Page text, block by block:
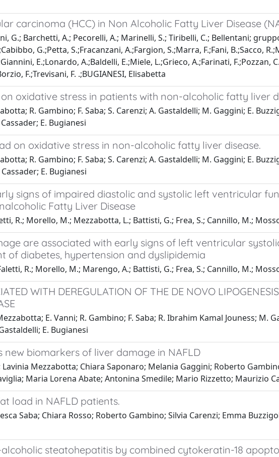
carcinoma (HCC) in Non Alcoholic Fatty Liver Disease
G.; Barchetti, A.; Pecorelli, A.; Marinelli, S.; Tiribelli, C.; Bellentani;
G.;Petta, S.;Fracanzani, A.;Fargion, S.;Marra, F.;Fani, B.;Sacco,
E.;Lonardo, A.;Baldelli, E.;Miele, L.;Grieco, A.;Farinati, F.;Pozzan,
F.;Trevisani, F. .;BUGIANESI, Elisabetta
oxidative stress in patients with non-alcoholic fatty liver
R. Gambino; F. Saba; S. Carenzi; A. Gastaldelli; M. Gaggini; E.
E. Bugianesi
on oxidative stress in non-alcoholic fatty liver disease.
R. Gambino; F. Saba; S. Carenzi; A. Gastaldelli; M. Gaggini; E.
E. Bugianesi
signs of impaired diastolic and systolic left ventricular
Fatty Liver Disease
R.; Morello, M.; Mezzabotta, L.; Battisti, G.; Frea, S.; Cannillo, M.;
are associated with early signs of left ventricular
of diabetes, hypertension and dyslipidemia
R.; Morello, M.; Marengo, A.; Battisti, G.; Frea, S.; Cannillo, M.;
WITH DEREGULATION OF THE DE NOVO
E. Vanni; R. Gambino; F. Saba; R. Ibrahim Kamal Jouness; M.
E. Bugianesi
biomarkers of liver damage in NAFLD
Mezzabotta; Chiara Saponaro; Melania Gaggini; Roberto
Maria Lorena Abate; Antonina Smedile; Mario Rizzetto; Maurizio
load in NAFLD patients.
Saba; Chiara Rosso; Roberto Gambino; Silvia Carenzi; Emma
steatohepatitis by combined cytokeratin-18